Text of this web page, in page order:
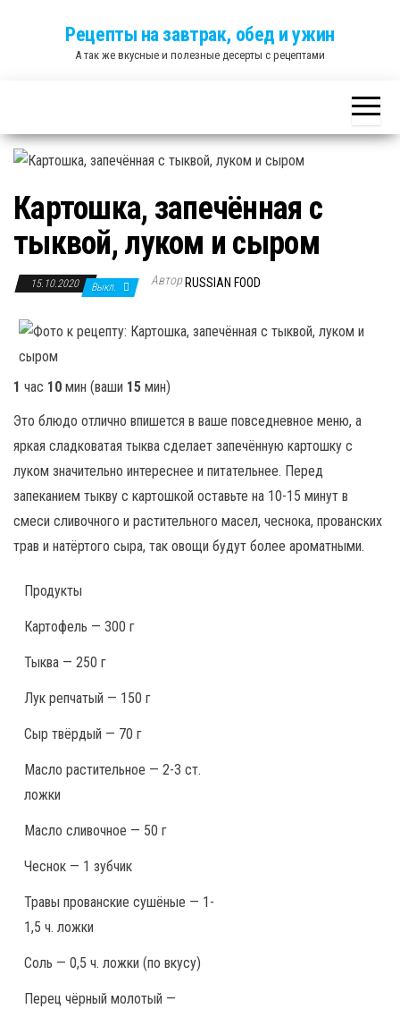
Рецепты на завтрак, обед и ужин
А так же вкусные и полезные десерты с рецептами
Картошка, запечённая с
тыквой, луком и сыром
15.10.2020 Выкл. Автор RUSSIAN FOOD
1 час 10 мин (ваши 15 мин)
Это блюдо отлично впишется в ваше повседневное меню, а
яркая сладковатая тыква сделает запечённую картошку с
луком значительно интереснее и питательнее. Перед
запеканием тыкву с картошкой оставьте на 10-15 минут в
смеси сливочного и растительного масел, чеснока, прованских
трав и натёртого сыра, так овощи будут более ароматными.
Продукты
Картофель — 300 г
Тыква — 250 г
Лук репчатый — 150 г
Сыр твёрдый — 70 г
Масло растительное — 2-3 ст.
ложки
Масло сливочное — 50 г
Чеснок — 1 зубчик
Травы прованские сушёные — 1-
1,5 ч. ложки
Соль — 0,5 ч. ложки (по вкусу)
Перец чёрный молотый —